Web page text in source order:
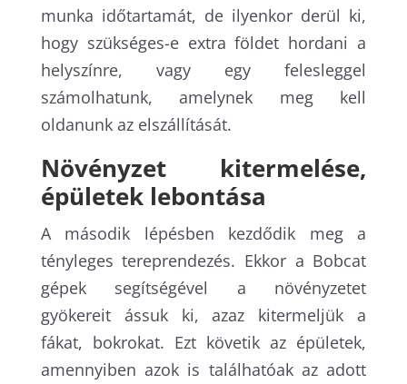
munka időtartamát, de ilyenkor derül ki,
hogy szükséges-e extra földet hordani a
helyszínre, vagy egy felesleggel
számolhatunk, amelynek meg kell
oldanunk az elszállítását.
Növényzet kitermelése,
épületek lebontása
A második lépésben kezdődik meg a
tényleges tereprendezés. Ekkor a Bobcat
gépek segítségével a növényzetet
gyökereit ássuk ki, azaz kitermeljük a
fákat, bokrokat. Ezt követik az épületek,
amennyiben azok is találhatóak az adott